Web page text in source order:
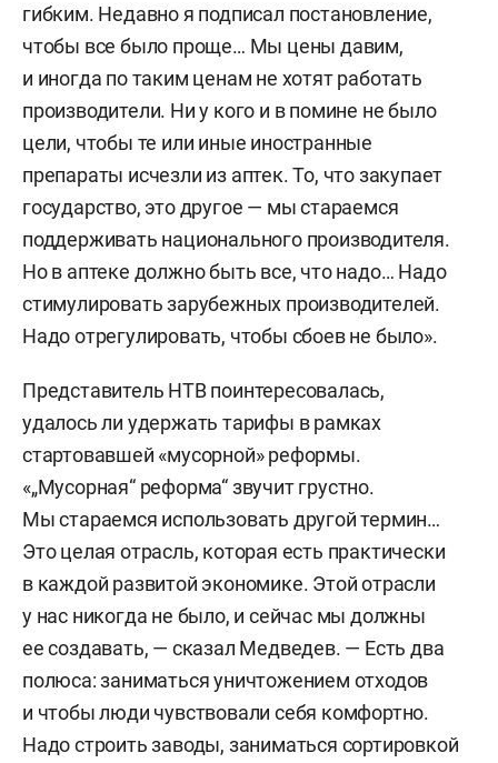
гибким. Недавно я подписал постановление,
чтобы все было проще… Мы цены давим,
и иногда по таким ценам не хотят работать
производители. Ни у кого и в помине не было
цели, чтобы те или иные иностранные
препараты исчезли из аптек. То, что закупает
государство, это другое — мы стараемся
поддерживать национального производителя.
Но в аптеке должно быть все, что надо… Надо
стимулировать зарубежных производителей.
Надо отрегулировать, чтобы сбоев не было».
Представитель НТВ поинтересовалась,
удалось ли удержать тарифы в рамках
стартовавшей «мусорной» реформы.
«„Мусорная“ реформа“ звучит грустно.
Мы стараемся использовать другой термин…
Это целая отрасль, которая есть практически
в каждой развитой экономике. Этой отрасли
у нас никогда не было, и сейчас мы должны
ее создавать, — сказал Медведев. — Есть два
полюса: заниматься уничтожением отходов
и чтобы люди чувствовали себя комфортно.
Надо строить заводы, заниматься сортировкой